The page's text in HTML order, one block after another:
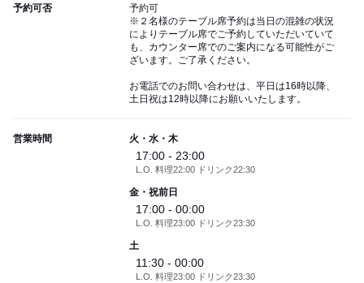
予約可否
予約可
※２名様のテーブル席予約は当日の混雑の状況
によりテーブル席でご予約していただいていて
も、カウンター席でのご案内になる可能性がご
ざいます。ご了承ください。
お電話でのお問い合わせは、平日は16時以降、
土日祝は12時以降にお願いいたします。
営業時間 火・水・木
17:00 - 23:00
L.O. 料理22:00 ドリンク22:30
金・祝前日
17:00 - 00:00
L.O. 料理23:00 ドリンク23:30
土
11:30 - 00:00
L.O. 料理23:00 ドリンク23:30